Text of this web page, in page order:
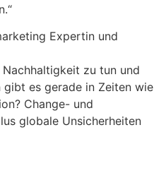
Expertin und
zu tun und
es gerade in Zeiten wie
Change- und
globale Unsicherheiten